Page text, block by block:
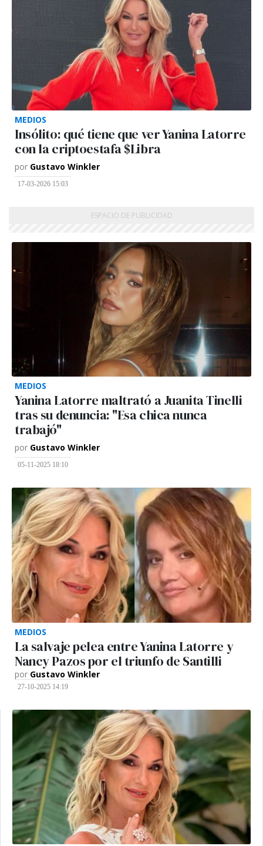
MEDIOS
Insólito: qué tiene que ver Yanina Latorre
con la criptoestafa $Libra
por Gustavo Winkler
17-03-2026 15:03
MEDIOS
Yanina Latorre maltrató a Juanita Tinelli
tras su denuncia: "Esa chica nunca
trabajó"
por Gustavo Winkler
05-11-2025 18:10
MEDIOS
La salvaje pelea entre Yanina Latorre y
Nancy Pazos por el triunfo de Santilli
por Gustavo Winkler
27-10-2025 14:19